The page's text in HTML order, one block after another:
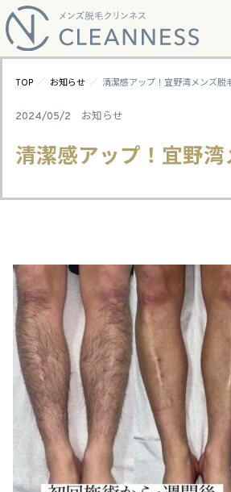
TOP ／ お知らせ ／ 清潔感アップ！宜野湾メンズ脱
2024/05/2 お知らせ
清潔感アップ！宜野湾